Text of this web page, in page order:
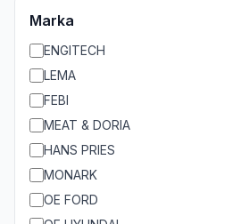
Marka
ENGITECH
LEMA
FEBI
MEAT & DORIA
HANS PRIES
MONARK
OE FORD